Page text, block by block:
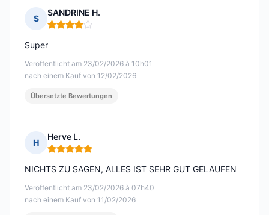
S
SANDRINE H.
Hinweis: 4 von 5
Veröffentlicht am 23/02/2026 à 10h01
nach einem Kauf von 12/02/2026
Super
Übersetzte Bewertungen
H
Herve L.
Hinweis: 5 von 5
Veröffentlicht am 23/02/2026 à 07h40
nach einem Kauf von 11/02/2026
NICHTS ZU SAGEN, ALLES IST SEHR GUT GELAUFEN